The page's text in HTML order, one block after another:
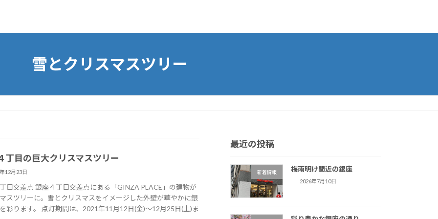
雪とクリスマスツリー
丁目の巨大クリスマスツリー
12月23日
目交差点 銀座４丁目交差点にある「GINZA PLACE」の建物が
スツリーに。雪とクリスマスをイメージした外壁が華やかに銀
彩ります。 点灯期間は、2021年11月12日(金)～12月25日(土)ま
最近の投稿
新着情報 梅雨明け間近の銀座
2026年7月10日